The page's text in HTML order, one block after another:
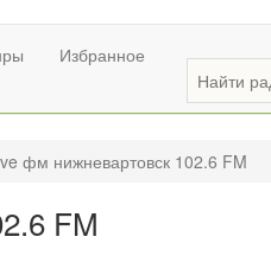
Избранное
фм нижневартовск 102.6 FM
FM